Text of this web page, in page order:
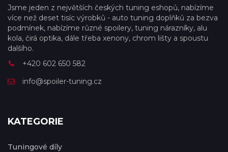
Jsme jeden z největších českých tuning eshopů, nabízíme
více než deset tisíc výrobků - auto tuning doplňků za bezva
podmínek, nabízíme různé spoilery, tuning nárazníky, alu
kola, čirá optika, dále třeba xenony, chrom lišty a spoustu
dalšího.
+420 602 650 582
info@spoiler-tuning.cz
KATEGORIE
Tuningové díly